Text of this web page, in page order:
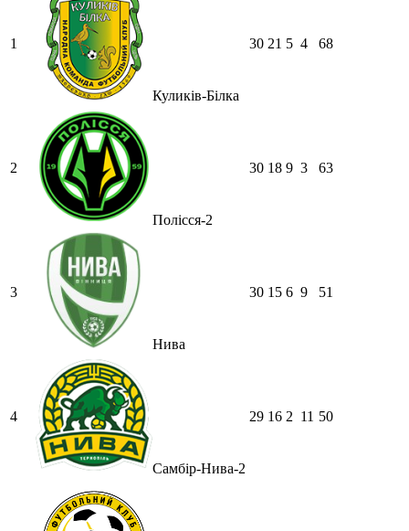
1
Куликів-Білка
30 21 5 4 68
2
Полісся-2
30 18 9 3 63
3
Нива
30 15 6 9 51
4
Самбір-Нива-2
29 16 2 11 50